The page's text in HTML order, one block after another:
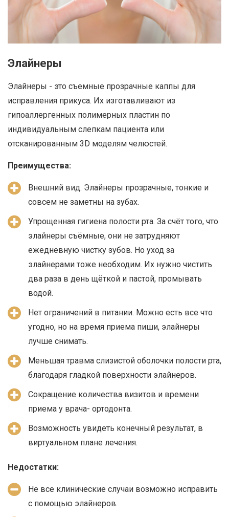
Элайнеры
Элайнеры - это съемные прозрачные каппы для
исправления прикуса. Их изготавливают из
гипоаллергенных полимерных пластин по
индивидуальным слепкам пациента или
отсканированным 3D моделям челюстей.
Преимущества:
Внешний вид. Элайнеры прозрачные, тонкие и
совсем не заметны на зубах.
Упрощенная гигиена полости рта. За счёт того, что
элайнеры съёмные, они не затрудняют
ежедневную чистку зубов. Но уход за
элайнерами тоже необходим. Их нужно чистить
два раза в день щёткой и пастой, промывать
водой.
Нет ограничений в питании. Можно есть все что
угодно, но на время приема пиши, элайнеры
лучше снимать.
Меньшая травма слизистой оболочки полости рта,
благодаря гладкой поверхности элайнеров.
Сокращение количества визитов и времени
приема у врача- ортодонта.
Возможность увидеть конечный результат, в
виртуальном плане лечения.
Недостатки:
Не все клинические случаи возможно исправить
с помощью элайнеров.